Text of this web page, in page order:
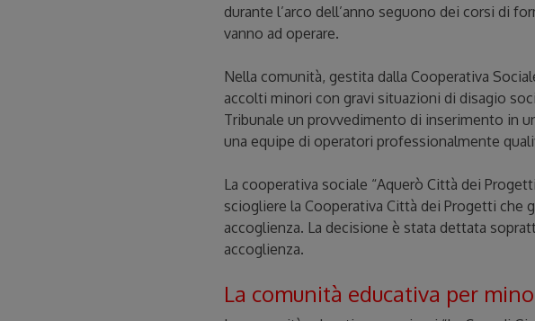
durante l’arco dell’anno seguono dei corsi di
vanno ad operare.
Nella comunità, gestita dalla Cooperativa
accolti minori con gravi situazioni di disagio
Tribunale un provvedimento di inserimento in
una equipe di operatori professionalmente
La cooperativa sociale “Aquerò Città dei
sciogliere la Cooperativa Città dei Progetti che
accoglienza. La decisione è stata dettata
accoglienza.
La comunità educativa per